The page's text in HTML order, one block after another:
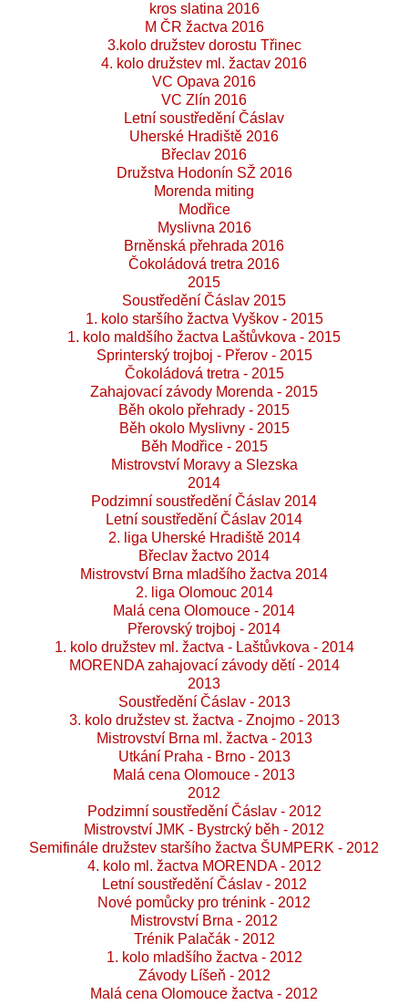
kros slatina 2016
M ČR žactva 2016
3.kolo družstev dorostu Třinec
4. kolo družstev ml. žactav 2016
VC Opava 2016
VC Zlín 2016
Letní soustředění Čáslav
Uherské Hradiště 2016
Břeclav 2016
Družstva Hodonín SŽ 2016
Morenda miting
Modřice
Myslivna 2016
Brněnská přehrada 2016
Čokoládová tretra 2016
2015
Soustředění Čáslav 2015
1. kolo staršího žactva Vyškov - 2015
1. kolo maldšího žactva Laštůvkova - 2015
Sprinterský trojboj - Přerov - 2015
Čokoládová tretra - 2015
Zahajovací závody Morenda - 2015
Běh okolo přehrady - 2015
Běh okolo Myslivny - 2015
Běh Modřice - 2015
Mistrovství Moravy a Slezska
2014
Podzimní soustředění Čáslav 2014
Letní soustředění Čáslav 2014
2. liga Uherské Hradiště 2014
Břeclav žactvo 2014
Mistrovství Brna mladšího žactva 2014
2. liga Olomouc 2014
Malá cena Olomouce - 2014
Přerovský trojboj - 2014
1. kolo družstev ml. žactva - Laštůvkova - 2014
MORENDA zahajovací závody dětí - 2014
2013
Soustředění Čáslav - 2013
3. kolo družstev st. žactva - Znojmo - 2013
Mistrovství Brna ml. žactva - 2013
Utkání Praha - Brno - 2013
Malá cena Olomouce - 2013
2012
Podzimní soustředění Čáslav - 2012
Mistrovství JMK - Bystrcký běh - 2012
Semifinále družstev staršího žactva ŠUMPERK - 2012
4. kolo ml. žactva MORENDA - 2012
Letní soustředění Čáslav - 2012
Nové pomůcky pro trénink - 2012
Mistrovství Brna - 2012
Trénik Palačák - 2012
1. kolo mladšího žactva - 2012
Závody Líšeň - 2012
Malá cena Olomouce žactva - 2012